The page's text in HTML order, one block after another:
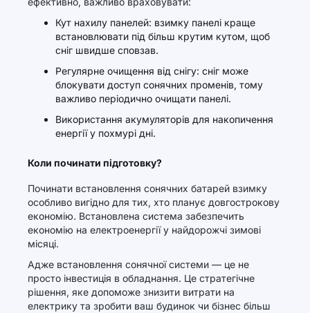
Кут нахилу панелей: взимку панелі краще
встановлювати під більш крутим кутом, щоб
сніг швидше сповзав.
Регулярне очищення від снігу: сніг може
блокувати доступ сонячних променів, тому
важливо періодично очищати панелі.
Використання акумуляторів для накопичення
енергії у похмурі дні.
Коли починати підготовку?
Починати встановлення сонячних батарей взимку
особливо вигідно для тих, хто планує довгострокову
економію. Встановлена система забезпечить
економію на електроенергії у найдорожчі зимові
місяці.
Адже встановлення сонячної системи — це не
просто інвестиція в обладнання. Це стратегічне
рішення, яке допоможе знизити витрати на
електрику та зробити ваш будинок чи бізнес більш